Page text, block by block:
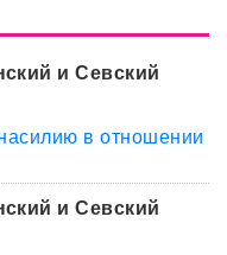
и Севский
в отношении
и Севский